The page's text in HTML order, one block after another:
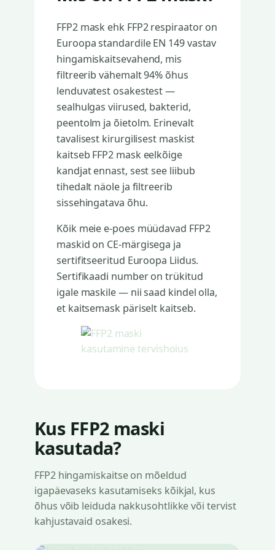
FFP2 mask ehk FFP2 respiraator on
Euroopa standardile EN 149 vastav
hingamiskaitsevahend, mis
filtreerib vähemalt 94% õhus
lenduvatest osakestest —
sealhulgas viirused, bakterid,
peentolm ja õietolm. Erinevalt
tavalisest kirurgilisest maskist
kaitseb FFP2 mask eelkõige
kandjat ennast, sest see liibub
tihedalt näole ja filtreerib
sissehingatava õhu.
Kõik meie e-poes müüdavad FFP2
maskid on CE-märgisega ja
sertifitseeritud Euroopa Liidus.
Sertifikaadi number on trükitud
igale maskile — nii saad kindel olla,
et kaitsemask päriselt kaitseb.
Kus FFP2 maski
kasutada?
FFP2 hingamiskaitse on mõeldud
igapäevaseks kasutamiseks kõikjal, kus
õhus võib leiduda nakkusohtlikke või tervist
kahjustavaid osakesi.